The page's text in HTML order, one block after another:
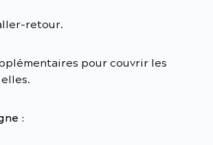
retour.
pour couvrir les
: